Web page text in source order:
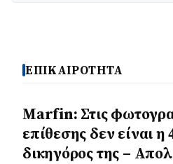
ΕΠΙΚΑΙΡΟΤΗΤΑ
Marfin: Στις
επίθεσης δεν είναι η
δικηγόρος της –